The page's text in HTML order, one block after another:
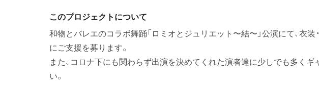
このプロジェクトについて
和物とバレエのコラボ舞踊「ロミオとジュリエット〜結〜」公演にて、衣装
にご支援を募ります。
また、コロナ下にも関わらず出演を決めてくれた演者達に少しでも多くギ
い。